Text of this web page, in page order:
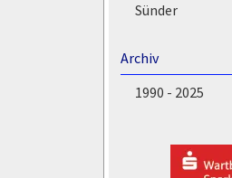
Sünder
Archiv
1990 - 2025